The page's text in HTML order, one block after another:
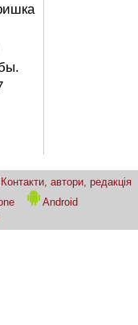
Контакти, автори, редакція
Android